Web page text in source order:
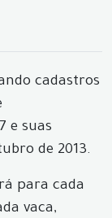
cadastros
e suas
de 2013.
para cada
vaca,